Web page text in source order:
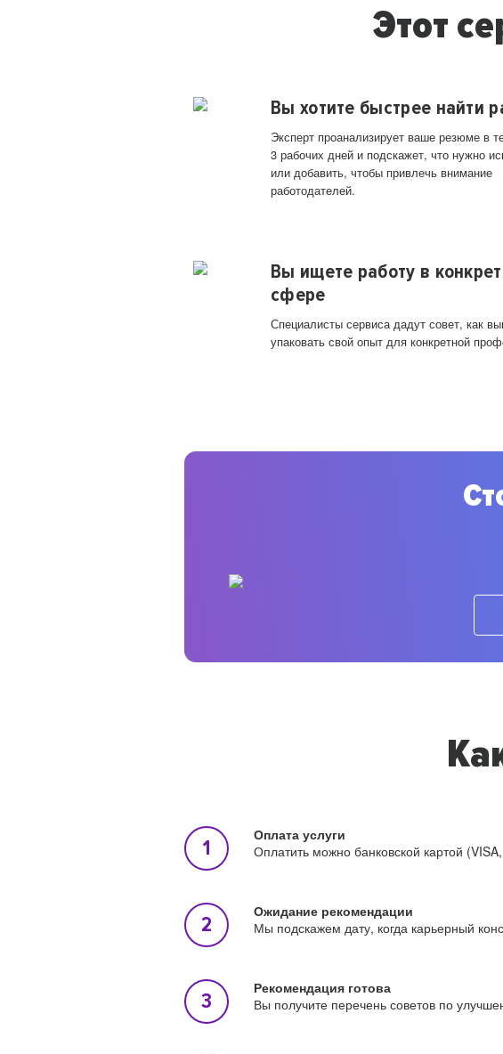
Этот
Вы хотите быстрее найти
Эксперт проанализирует ваше резюме в
3 рабочих дней и подскажет, что нужно
или добавить, чтобы привлечь внимание
работодателей.
Вы ищете работу в
сфере
Специалисты сервиса дадут совет, как
упаковать свой опыт для конкретной
Оплата услуги
Оплатить можно банковской картой
Ожидание рекомендации
Мы подскажем дату, когда карьерный
Рекомендация готова
Вы получите перечень советов по